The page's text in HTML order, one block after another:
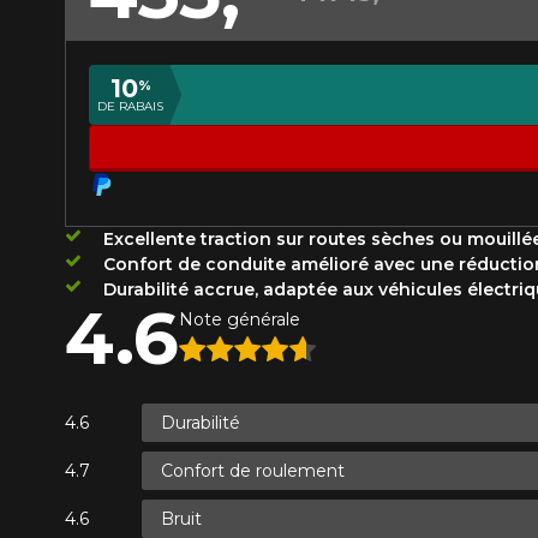
Excellente traction sur routes sèches ou
Confort de conduite amélioré avec une
Durabilité accrue, adaptée aux véhicules
10%
DE RABAIS
4.6Note générale
Durabilité
Confort de roulement
Bruit
Année
KM parcourus
Votre avis
Note
1
2 3 4 5
Commentaire
Envoyer Annuler
VOICI LES DIMENSIONS POUR
Que magasinez-vous?
1-866-220-8025
*Attention cette dimension
véhicule directement avant de